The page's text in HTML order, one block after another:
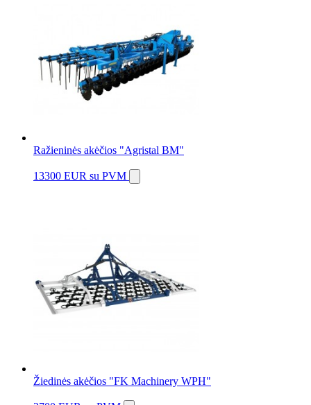
Ražieninės akėčios "Agristal BM"
13300 EUR su PVM
Žiedinės akėčios "FK Machinery WPH"